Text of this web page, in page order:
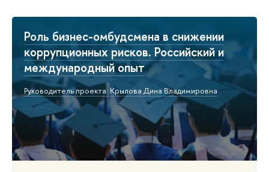
Роль бизнес-омбудсмена в снижении
коррупционных рисков. Российский и
международный опыт
Руководитель проекта: Крылова Дина Владимировна